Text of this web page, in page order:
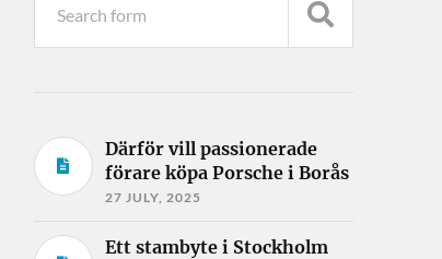
Därför vill passionerade
förare köpa Porsche i Borås
27 JULY, 2025
Ett stambyte i Stockholm